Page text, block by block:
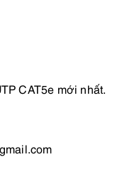
CAT5e mới nhất.